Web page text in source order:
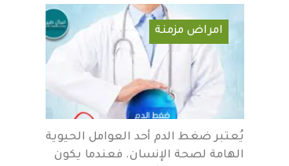
امراض مزمنة
يُعتبر ضغط الدم أحد العوامل الحيوية
الهامة لصحة الإنسان. فعندما يكون